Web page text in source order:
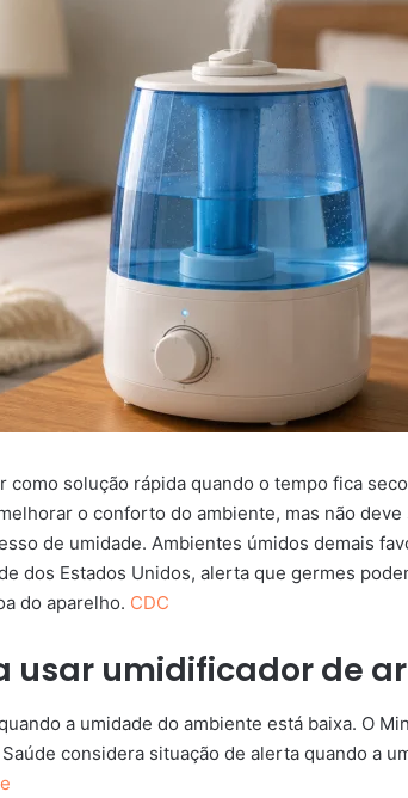
como solução rápida quando o tempo fica
o conforto do ambiente, mas não
de umidade. Ambientes úmidos demais
dos Estados Unidos, alerta que germes
do aparelho. CDC
usar umidificador de
a umidade do ambiente está baixa. O
considera situação de alerta quando a